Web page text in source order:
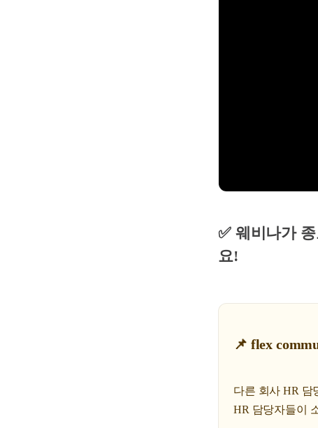
✅웨비나가 종
요!
📌 flex
다른 회사 HR 담
HR 담당자들이